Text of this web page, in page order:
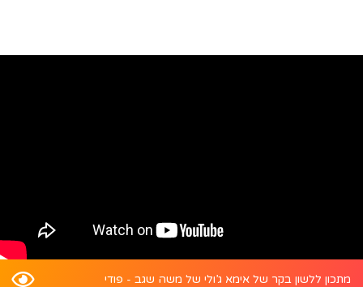
מתכון ללשון בקר של אימא ג’ולי של משה שגב - פודי